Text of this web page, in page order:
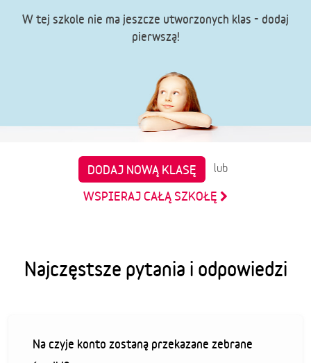
W tej szkole nie ma jeszcze utworzonych klas - dodaj
pierwszą!
DODAJ NOWĄ KLASĘ
lub
WSPIERAJ CAŁĄ SZKOŁĘ
Najczęstsze pytania i odpowiedzi
Na czyje konto zostaną przekazane zebrane